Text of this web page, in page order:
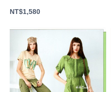
NT$1,580